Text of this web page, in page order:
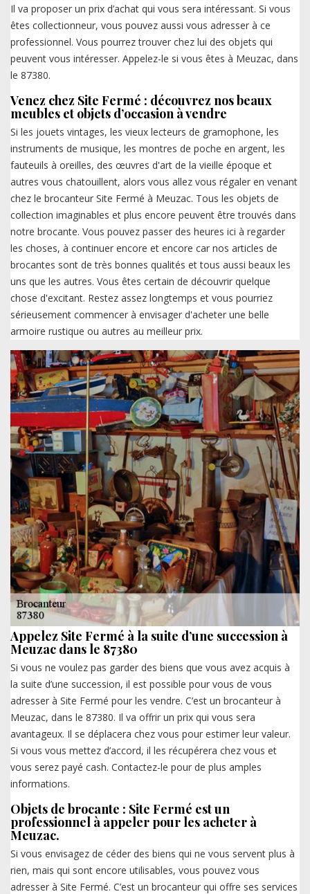
Il va proposer un prix d’achat qui vous sera intéressant. Si vous
êtes collectionneur, vous pouvez aussi vous adresser à ce
professionnel. Vous pourrez trouver chez lui des objets qui
peuvent vous intéresser. Appelez-le si vous êtes à Meuzac, dans
le 87380.
Venez chez Site Fermé : découvrez nos beaux
meubles et objets d’occasion à vendre
Si les jouets vintages, les vieux lecteurs de gramophone, les
instruments de musique, les montres de poche en argent, les
fauteuils à oreilles, des œuvres d'art de la vieille époque et
autres vous chatouillent, alors vous allez vous régaler en venant
chez le brocanteur Site Fermé à Meuzac. Tous les objets de
collection imaginables et plus encore peuvent être trouvés dans
notre brocante. Vous pouvez passer des heures ici à regarder
les choses, à continuer encore et encore car nos articles de
brocantes sont de très bonnes qualités et tous aussi beaux les
uns que les autres. Vous êtes certain de découvrir quelque
chose d'excitant. Restez assez longtemps et vous pourriez
sérieusement commencer à envisager d'acheter une belle
armoire rustique ou autres au meilleur prix.
Appelez Site Fermé à la suite d’une succession à
Meuzac dans le 87380
Si vous ne voulez pas garder des biens que vous avez acquis à
la suite d’une succession, il est possible pour vous de vous
adresser à Site Fermé pour les vendre. C’est un brocanteur à
Meuzac, dans le 87380. Il va offrir un prix qui vous sera
avantageux. Il se déplacera chez vous pour estimer leur valeur.
Si vous vous mettez d’accord, il les récupérera chez vous et
vous serez payé cash. Contactez-le pour de plus amples
informations.
Objets de brocante : Site Fermé est un
professionnel à appeler pour les acheter à
Meuzac.
Si vous envisagez de céder des biens qui ne vous servent plus à
rien, mais qui sont encore utilisables, vous pouvez vous
adresser à Site Fermé. C’est un brocanteur qui offre ses services